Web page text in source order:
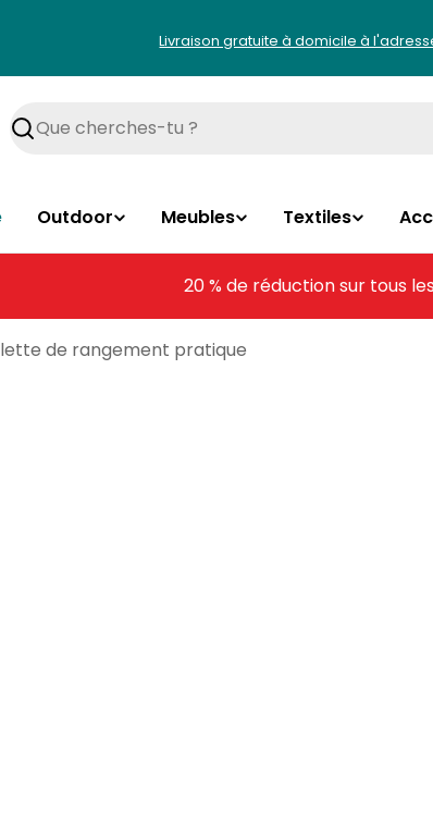
Livraison gratuite à domicile à
Rechercher
Outdoor Meubles Textiles
20 % de réduction sur tous
de rangement pratique